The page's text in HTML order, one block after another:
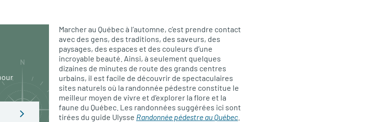
Marcher au Québec à l’automne, c’est prendre contact
avec des gens, des traditions, des saveurs, des
paysages, des espaces et des couleurs d’une
incroyable beauté. Ainsi, à seulement quelques
dizaines de minutes de route des grands centres
urbains, il est facile de découvrir de spectaculaires
sites naturels où la randonnée pédestre constitue le
meilleur moyen de vivre et d’explorer la flore et la
faune du Québec. Les randonnées suggérées ici sont
tirées du guide Ulysse Randonnée pédestre au Québec